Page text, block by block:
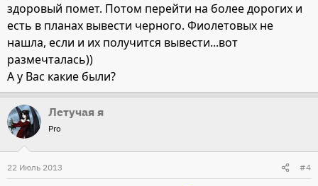
здоровый помет. Потом перейти на более дорогих и
есть в планах вывести черного. Фиолетовых не
нашла, если и их получится вывести...вот
размечталась))
А у Вас какие были?
Летучая я
Pro
22 Июль 2013 #4